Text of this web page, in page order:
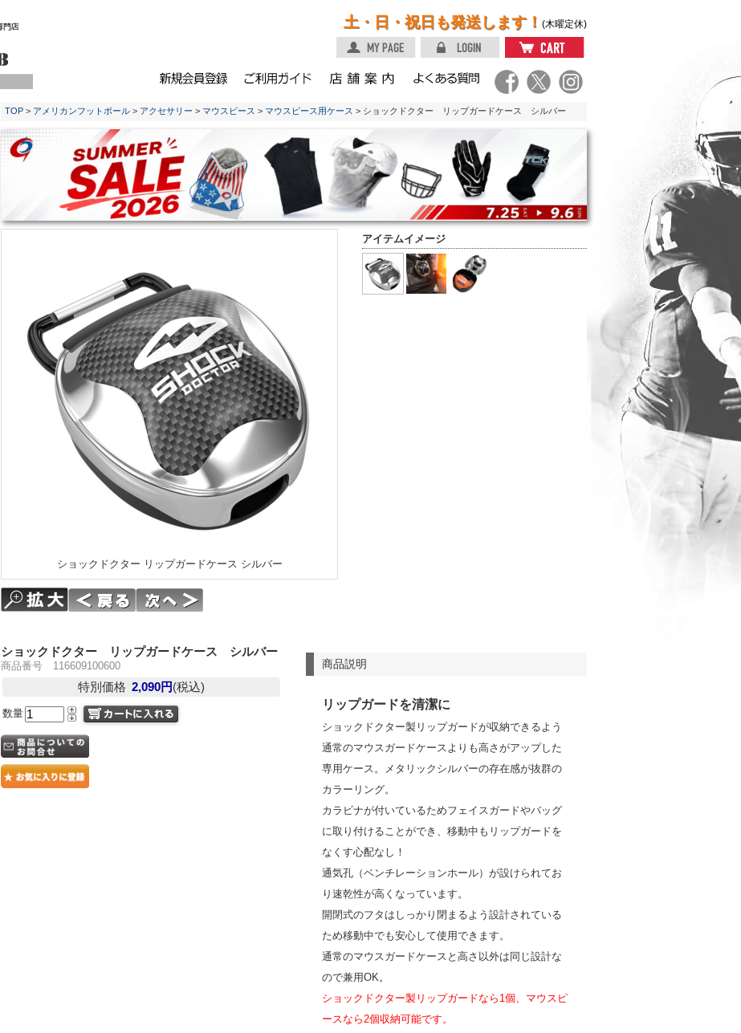
土・日・祝日も発送します！ (木曜定休)
TOP > アメリカンフットボール > アクセサリー > マウスピース > マウスピース用ケース > ショックドクター リップガードケース シルバー
アイテムイメージ
ショックドクター リップガードケース シルバー
商品説明
リップガードを清潔に
ショックドクター製リップガードが収納できるよう
通常のマウスガードケースよりも高さがアップした
専用ケース。メタリックシルバーの存在感が抜群の
カラーリング。
カラビナが付いているためフェイスガードやバッグ
に取り付けることができ、移動中もリップガードを
なくす心配なし！
通気孔（ベンチレーションホール）が設けられてお
り速乾性が高くなっています。
開閉式のフタはしっかり閉まるよう設計されている
ため移動中でも安心して使用できます。
通常のマウスガードケースと高さ以外は同じ設計な
ので兼用OK。
ショックドクター製リップガードなら1個、マウスピ
ースなら2個収納可能です。
ショックドクター リップガードケース シルバー
商品番号 116609100600
特別価格 2,090円(税込)
数量